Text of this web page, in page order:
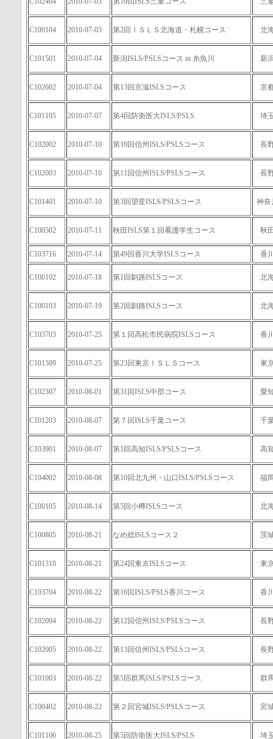
C100104 2010-07-03 第2回ＩＳＬＳ北海道・札幌コース 北
C101501 2010-07-04 新潟ISLS/PSLSコース in 糸魚川 新
C102602 2010-07-04 第13回京滋ISLSコース 京
C101105 2010-07-07 第4回防衛医大ISLS/PSLS 埼
C102002 2010-07-10 第10回信州ISLS/PSLSコース 長
C102003 2010-07-10 第11回信州ISLS/PSLSコース 長
C101401 2010-07-10 第3回望星ISLS/PSLSコース 神奈
C100502 2010-07-11 秋田ISLS第１回看護学生コース 秋
C103716 2010-07-14 第49回香川大学ISLSコース 香
C100102 2010-07-18 第1回釧路ISLSコース 北
C100103 2010-07-19 第2回釧路ISLSコース 北
C103703 2010-07-25 第１回高松市民病院ISLSコース 香
C101309 2010-07-25 第23回東京ＩＳＬＳコース 東
C102307 2010-08-01 第31回ISLS中部コース 愛
C101203 2010-08-07 第７回ISLS千葉コース 千
C103901 2010-08-07 第1回高知ISLS/PSLSコース 高
C104002 2010-08-08 第10回北九州・山口ISLS/PSLSコース 福
C100105 2010-08-14 第5回小樽ISLSコース 北
C100805 2010-08-21 なめ総ISLSコース２ 茨
C101310 2010-08-21 第24回東京ISLSコース 東
C103704 2010-08-22 第10回ISLS/PSLS香川コース 香
C102004 2010-08-22 第12回信州ISLS/PSLSコース 長
C102005 2010-08-22 第13回信州ISLS/PSLSコース 長
C101003 2010-08-22 第5回群馬ISLS/PSLSコース 群
C100402 2010-08-22 第２回宮城ISLS/PSLSコース 宮
C101106 2010-08-25 第5回防衛医大ISLS/PSLS 埼